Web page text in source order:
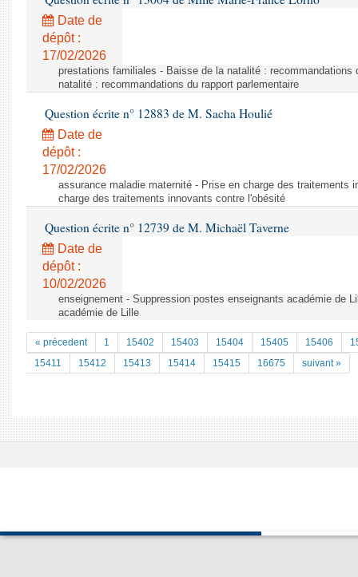
Date de
dépôt :
17/02/2026
prestations familiales - Baisse de la natalité : recommandations
natalité : recommandations du rapport parlementaire
Question écrite n° 12883 de M. Sacha Houlié
Date de
dépôt :
17/02/2026
assurance maladie maternité - Prise en charge des traitements
charge des traitements innovants contre l'obésité
Question écrite n° 12739 de M. Michaël Taverne
Date de
dépôt :
10/02/2026
enseignement - Suppression postes enseignants académie de
académie de Lille
« précedent 1 15402 15403 15404 15405 15406
15411
15412 15413 15414 15415 16675 suivant »